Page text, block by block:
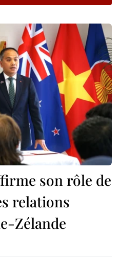
son rôle de
relations
Zélande